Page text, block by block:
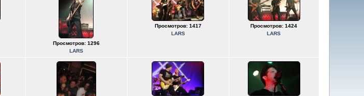
Просмотров: 1296
LARS
Просмотров: 1417
LARS
Просмотров: 1424
LARS